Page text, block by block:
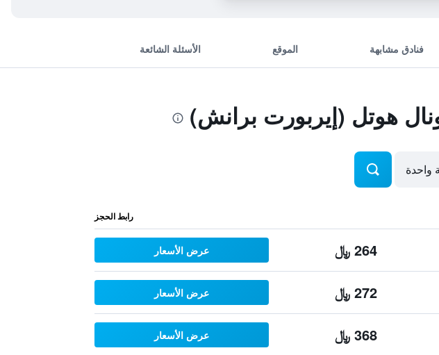
فنادق مشابهة الموقع الأسئلة الشائعة
هوتل (إيربورت برانش)
رابط الحجز
264 ﷼ عرض الأسعار
272 ﷼ عرض الأسعار
368 ﷼ عرض الأسعار